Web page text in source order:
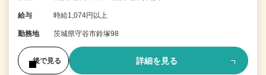
給与 時給1,074円以上
勤務地 茨城県守谷市鈴塚98
後で見る 詳細を見る